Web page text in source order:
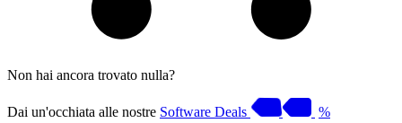
Non hai ancora trovato nulla?
Dai un'occhiata alle nostre Software Deals %